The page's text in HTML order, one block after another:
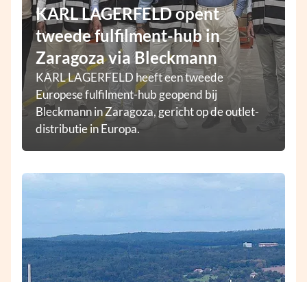
KARL LAGERFELD opent
tweede fulfilment-hub in
Zaragoza via Bleckmann
KARL LAGERFELD heeft een tweede
Europese fulfilment-hub geopend bij
Bleckmann in Zaragoza, gericht op de outlet-
distributie in Europa.